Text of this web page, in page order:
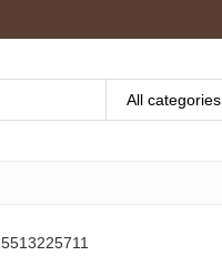
All categories
‎5513225711